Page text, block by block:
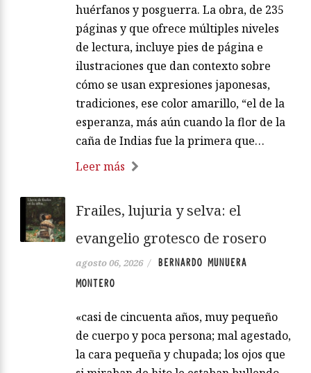
huérfanos y posguerra. La obra, de 235
páginas y que ofrece múltiples niveles
de lectura, incluye pies de página e
ilustraciones que dan contexto sobre
cómo se usan expresiones japonesas,
tradiciones, ese color amarillo, “el de la
esperanza, más aún cuando la flor de la
caña de Indias fue la primera que…
Leer más
Frailes, lujuria y selva: el
evangelio grotesco de rosero
agosto 06, 2026 /
BERNARDO MUNUERA
MONTERO
«casi de cincuenta años, muy pequeño
de cuerpo y poca persona; mal agestado,
la cara pequeña y chupada; los ojos que